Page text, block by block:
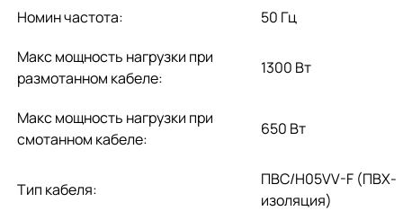
Номин частота:
50 Гц
Макс мощность нагрузки при
размотанном кабеле:
1300 Вт
Макс мощность нагрузки при
смотанном кабеле:
650 Вт
Тип кабеля:
ПВС/H05VV-F (ПВХ-
изоляция)